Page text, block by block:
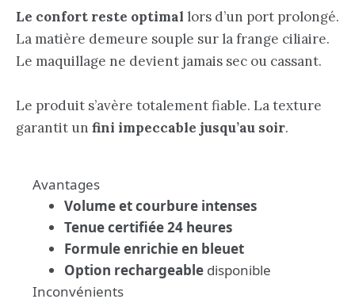
Le confort reste optimal lors d’un port prolongé.
La matière demeure souple sur la frange ciliaire.
Le maquillage ne devient jamais sec ou cassant.
Le produit s’avère totalement fiable. La texture
garantit un fini impeccable jusqu’au soir.
Avantages
Volume et courbure intenses
Tenue certifiée 24 heures
Formule enrichie en bleuet
Option rechargeable disponible
Inconvénients